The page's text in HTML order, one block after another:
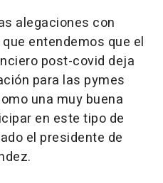
alegaciones con
entendemos que el
post-covid deja
para las pymes
una muy buena
en este tipo de
el presidente de